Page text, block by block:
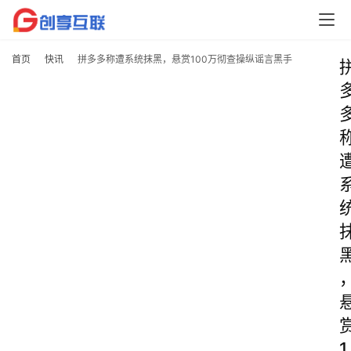
首页 快讯 拼多多称遭系统抹黑，悬赏100万彻查操纵谣言黑手